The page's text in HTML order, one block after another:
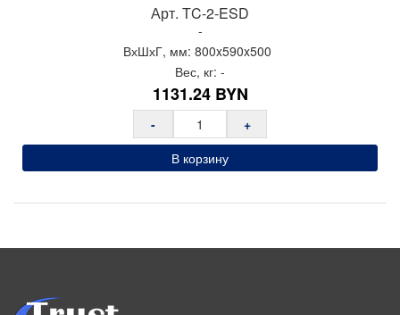
Арт. ТC-2-ESD
-
ВхШхГ, мм: 800x590x500
Вес, кг: -
1131.24 BYN
-
+
В корзину